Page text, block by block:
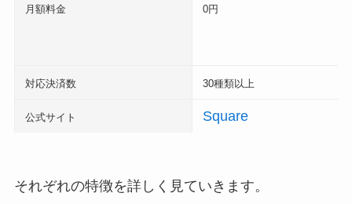
月額料金 0円
対応決済数 30種類以上
公式サイト Square
それぞれの特徴を詳しく見ていきます。